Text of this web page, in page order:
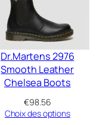
Dr.Martens 2976
Smooth Leather
Chelsea Boots
€98.56
Choix des options